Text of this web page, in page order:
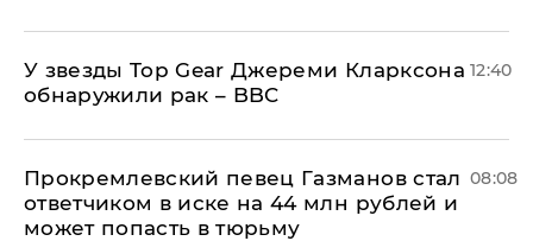
У звезды Top Gear Джереми Кларксона
обнаружили рак – BBC
12:40
Прокремлевский певец Газманов стал
ответчиком в иске на 44 млн рублей и
может попасть в тюрьму
08:08